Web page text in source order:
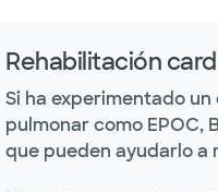
Rehabilitación
Si ha experimentado
pulmonar como EPOC,
que pueden ayudarlo a